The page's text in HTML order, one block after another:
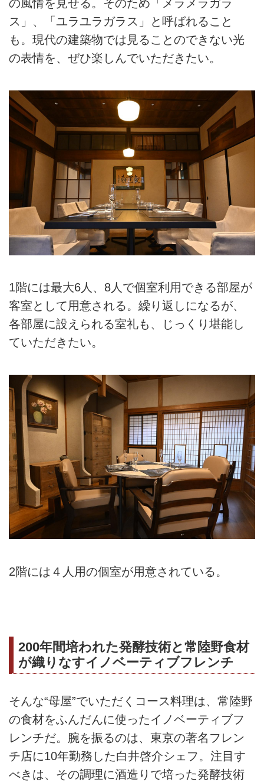
の風情を見せる。そのため「メラメラガラ
ス」、「ユラユラガラス」と呼ばれること
も。現代の建築物では見ることのできない光
の表情を、ぜひ楽しんでいただきたい。
1階には最大6人、8人で個室利用できる部屋が
客室として用意される。繰り返しになるが、
各部屋に設えられる室礼も、じっくり堪能し
ていただきたい。
2階には４人用の個室が用意されている。
200年間培われた発酵技術と常陸野食材
が織りなすイノベーティブフレンチ
そんな“母屋”でいただくコース料理は、常陸野
の食材をふんだんに使ったイノベーティブフ
レンチだ。腕を振るのは、東京の著名フレン
チ店に10年勤務した白井啓介シェフ。注目す
べきは、その調理に酒造りで培った発酵技術